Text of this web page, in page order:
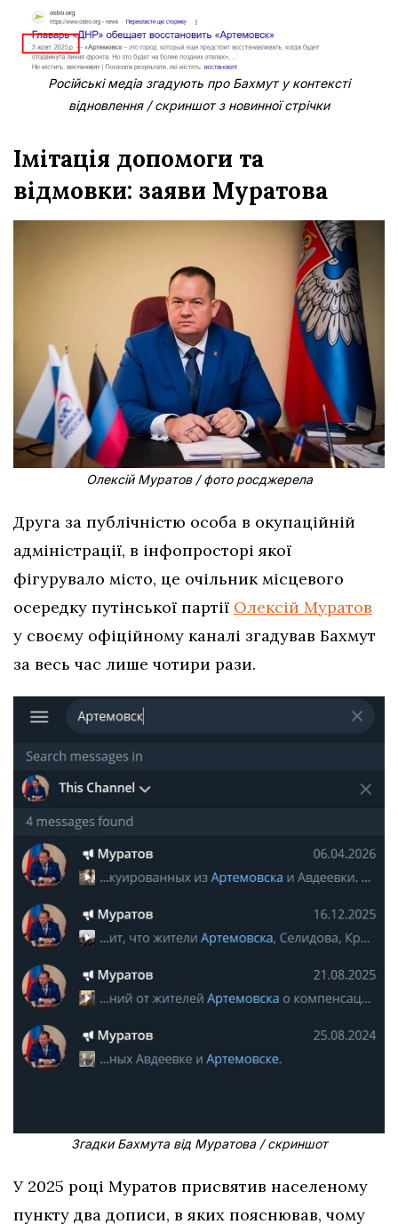
Російські медіа згадують про Бахмут у контексті
відновлення / скриншот з новинної стрічки
Імітація допомоги та
відмовки: заяви Муратова
Олексій Муратов / фото росджерела
Друга за публічністю особа в окупаційній
адміністрації, в інфопросторі якої
фігурувало місто, це очільник місцевого
осередку путінської партії Олексій Муратов
у своєму офіційному каналі згадував Бахмут
за весь час лише чотири рази.
Згадки Бахмута від Муратова / скриншот
У 2025 році Муратов присвятив населеному
пункту два дописи, в яких пояснював, чому